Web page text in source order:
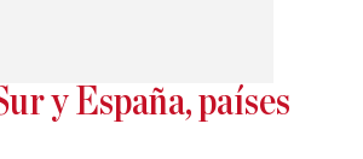
y España, países